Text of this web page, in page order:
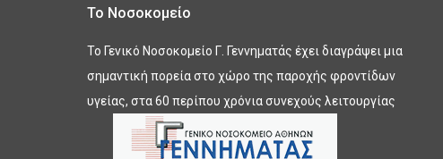
Το Νοσοκομείο
Το Γενικό Νοσοκομείο Γ. Γεννηματάς έχει διαγράψει μια
σημαντική πορεία στο χώρο της παροχής φροντίδων
υγείας, στα 60 περίπου χρόνια συνεχούς λειτουργίας